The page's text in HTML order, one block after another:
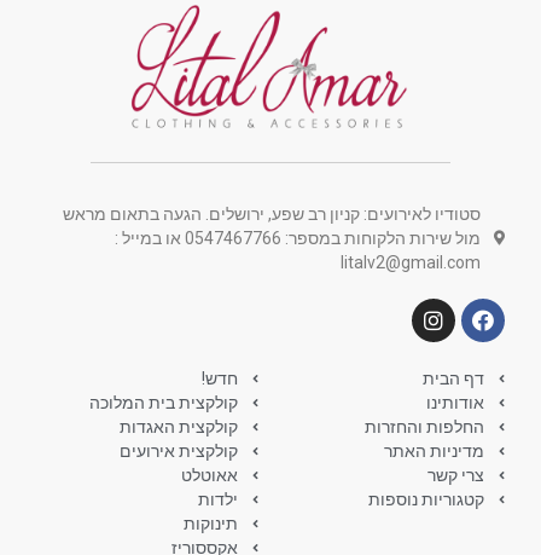
סטודיו לאירועים: קניון רב שפע, ירושלים. הגעה בתאום מראש
מול שירות הלקוחות במספר: 0547467766 או במייל :
litalv2@gmail.com
דף הבית
אודותינו
החלפות והחזרות
מדיניות האתר
צרי קשר
קטגוריות נוספות
חדש!
קולקצית בית המלוכה
קולקצית האגדות
קולקצית אירועים
אאוטלט
ילדות
תינוקות
אקססוריז